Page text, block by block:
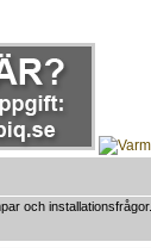
och installationsfrågor.